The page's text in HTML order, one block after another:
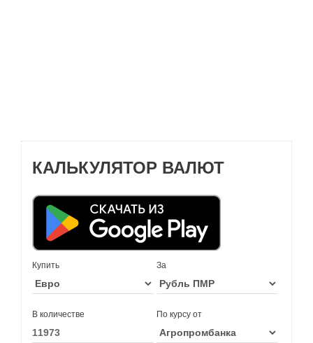
КАЛЬКУЛЯТОР ВАЛЮТ
Купить За
В количестве По курсу от